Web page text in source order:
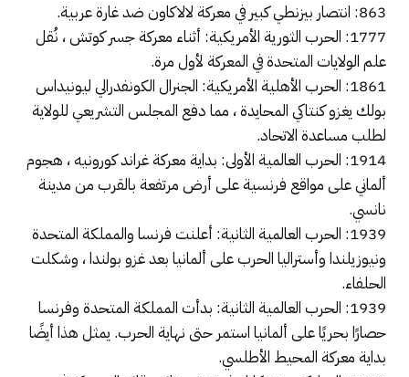
863: انتصار بيزنطي كبير في معركة لالاكاون ضد غارة عربية.
1777: الحرب الثورية الأمريكية: أثناء معركة جسر كوتش ، نُقل
علم الولايات المتحدة في المعركة لأول مرة.
1861: الحرب الأهلية الأمريكية: الجنرال الكونفدرالي ليونيداس
بولك يغزو كنتاكي المحايدة ، مما دفع المجلس التشريعي للولاية
لطلب مساعدة الاتحاد.
1914: الحرب العالمية الأولى: بداية معركة غراند كورونيه ، هجوم
ألماني على مواقع فرنسية على أرض مرتفعة بالقرب من مدينة
نانسي.
1939: الحرب العالمية الثانية: أعلنت فرنسا والمملكة المتحدة
ونيوزيلندا وأستراليا الحرب على ألمانيا بعد غزو بولندا ، وشكلت
الحلفاء.
1939: الحرب العالمية الثانية: بدأت المملكة المتحدة وفرنسا
حصارًا بحريًا على ألمانيا استمر حتى نهاية الحرب. يمثل هذا أيضًا
بداية معركة المحيط الأطلسي.